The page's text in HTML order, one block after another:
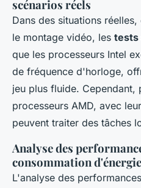
scénarios réels
Dans des situations
le montage vidéo, les tests
que les processeurs Intel
de fréquence d'horloge,
jeu plus fluide.
processeurs AMD, avec
peuvent traiter des tâches
Analyse des
consommation d'énergie
L'analyse des